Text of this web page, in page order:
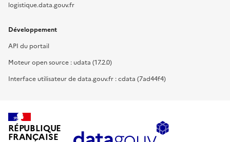
logistique.data.gouv.fr
Développement
API du portail
Moteur open source : udata (17.2.0)
Interface utilisateur de data.gouv.fr : cdata (7ad44f4)
RÉPUBLIQUE
FRANÇAISE